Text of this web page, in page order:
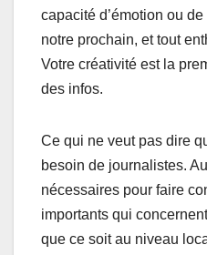
capacité d’émotion ou
notre prochain, et tout
Votre créativité est la
des infos.
Ce qui ne veut pas dire
besoin de journalistes.
nécessaires pour faire
importants qui
que ce soit au niveau